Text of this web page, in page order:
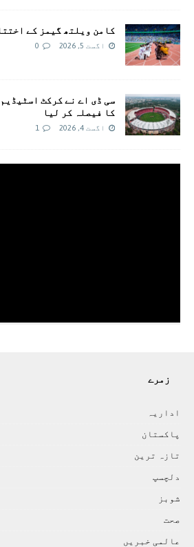
کامن ویلتھ گیمز کے
اگست 5, 2026 0
سی ڈی اے نے کرکٹ
کا فیصلہ کر لیا
اگست 4, 2026 1
زمرے
اداريہ
پاکستان
تازہ ترين
دلچسپ
شوبز
صحت
عالمی خبريں